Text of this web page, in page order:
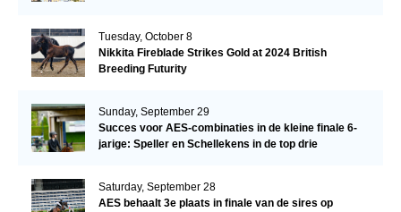
Tuesday, October 8
Nikkita Fireblade Strikes Gold at 2024 British
Breeding Futurity
Sunday, September 29
Succes voor AES-combinaties in de kleine finale 6-
jarige: Speller en Schellekens in de top drie
Saturday, September 28
AES behaalt 3e plaats in finale van de sires op